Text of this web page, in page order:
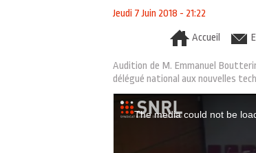
Jeudi 7 Juin 2018 - 21:22
Accueil
Audition de M. Emmanuel
délégué national aux nouvelles